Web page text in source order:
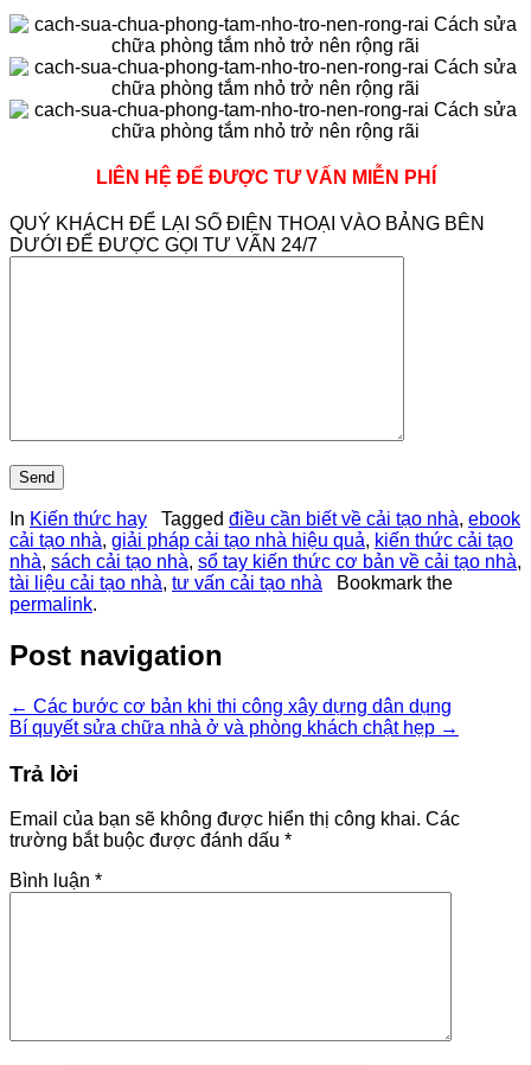
LIÊN HỆ ĐỂ ĐƯỢC TƯ VẤN MIỄN PHÍ
QUÝ KHÁCH ĐỂ LẠI SỐ ĐIỆN THOẠI VÀO BẢNG BÊN
DƯỚI ĐỂ ĐƯỢC GỌI TƯ VẤN 24/7
In Kiến thức hay Tagged điều cần biết về cải tạo nhà, ebook
cải tạo nhà, giải pháp cải tạo nhà hiệu quả, kiến thức cải tạo
nhà, sách cải tạo nhà, sổ tay kiến thức cơ bản về cải tạo nhà,
tài liệu cải tạo nhà, tư vấn cải tạo nhà Bookmark the
permalink.
Post navigation
← Các bước cơ bản khi thi công xây dựng dân dụng
Bí quyết sửa chữa nhà ở và phòng khách chật hẹp →
Trả lời
Email của bạn sẽ không được hiển thị công khai. Các
trường bắt buộc được đánh dấu *
Bình luận *